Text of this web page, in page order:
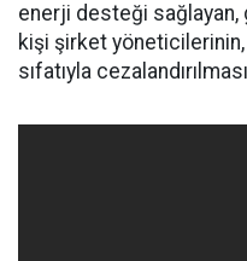
enerji desteği
kişi şirket
sıfatıyla